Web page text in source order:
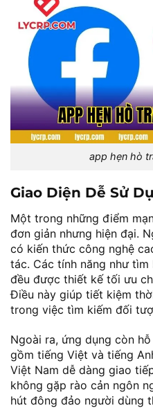
app hẹn hò
Giao Diện Dễ Sử
Một trong những điểm
đơn giản nhưng hiện đại.
có kiến thức công nghệ
tác. Các tính năng như
đều được thiết kế tối ưu
Điều này giúp tiết kiệm
trong việc tìm kiếm đối
Ngoài ra, ứng dụng còn
gồm tiếng Việt và tiếng
Việt Nam dễ dàng giao
không gặp rào cản ngôn
hút đông đảo người dùng